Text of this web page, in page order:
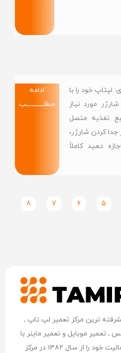
لپتاپ خود را با
شارژر مورد نیاز
تغذیه متصل
جدا کردن شارژر،
دهید کاملاً
ادامه
مطلــــــــــــب
5
6
7
8
ترین مرکز تعمیر لپ تاپ ,
تعمیر موبایل و تعمیر ماینر با
نام تجاری TamirGroup فعالیت خود را از سال ۱۳۸۲ در مرکز